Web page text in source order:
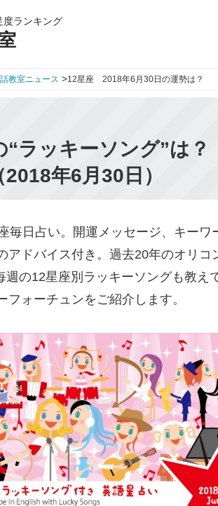
度ランキング
教室ニュース >12星座 2018年6月30日の運勢は？
“ラッキーソング”は
年6月30日）
日占い。開運メッセージ、キーワ
アドバイス付き。過去20年のオリコ
週の12星座別ラッキーソングも教え
フォーチュンをご紹介します。